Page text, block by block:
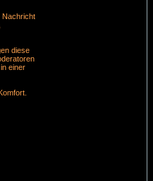
Nachricht
diese
einer